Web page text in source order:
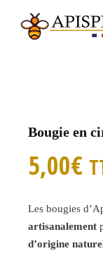
Bougie en
5,00€
Les bougies
artisanalement
d’origine